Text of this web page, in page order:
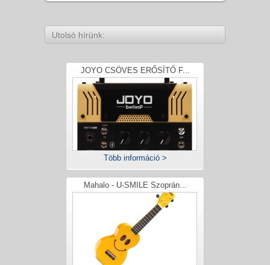
Utolsó hírünk:
JOYO CSÖVES ERŐSÍTŐ F...
Több információ >
Mahalo - U-SMILE Szoprán...